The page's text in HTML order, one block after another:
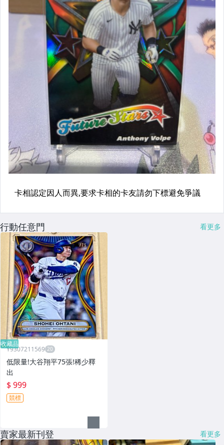
行動任意門 看更多
收藏品
Y9307211569
低限量!大谷翔平75張!稀少釋
出
$ 999
競標
賣家最新刊登 看更多